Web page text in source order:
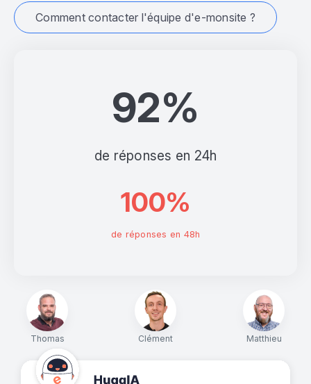
Thomas Clément Matthieu
92%
de réponses en 24h
100%
de réponses en 48h
Comment contacter l'équipe d'e-monsite ?